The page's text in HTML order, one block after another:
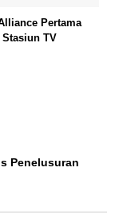
Pertama
TV
Penelusuran